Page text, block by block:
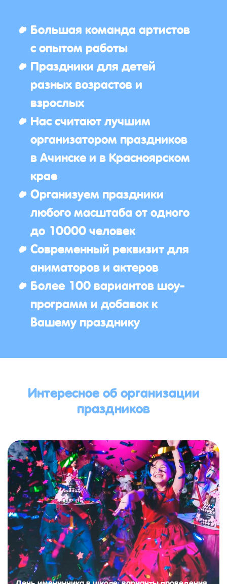
Большая команда артистов
с опытом работы
Праздники для детей
разных возрастов и
взрослых
Нас считают лучшим
организатором праздников
в Ачинске и в Красноярском
крае
Организуем праздники
любого масштаба от одного
до 10000 человек
Современный реквизит для
аниматоров и актеров
Более 100 вариантов шоу-
программ и добавок к
Вашему празднику
Интересное об организации
праздников